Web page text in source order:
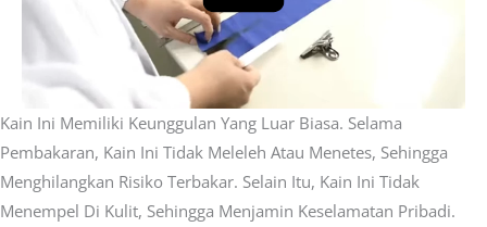
Kain Ini Memiliki Keunggulan Yang Luar Biasa. Selama
Pembakaran, Kain Ini Tidak Meleleh Atau Menetes, Sehingga
Menghilangkan Risiko Terbakar. Selain Itu, Kain Ini Tidak
Menempel Di Kulit, Sehingga Menjamin Keselamatan Pribadi.